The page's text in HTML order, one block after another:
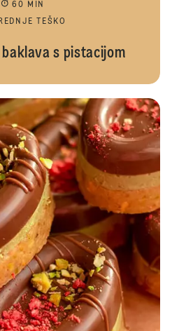
60 MIN
TEŠKO
baklava s pistacijom